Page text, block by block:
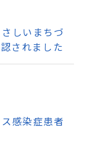
しいまちづ
されました
感染症患者